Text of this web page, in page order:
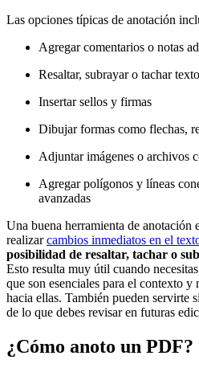
Las opciones típicas de anotación
Agregar comentarios o notas
Resaltar, subrayar o tachar texto
Insertar sellos y firmas
Dibujar formas como flechas,
Adjuntar imágenes o archivos
Agregar polígonos y líneas
avanzadas
Una buena herramienta de anotación
realizarcambios inmediatos en el
posibilidad de resaltar, tachar o
Esto resulta muy útil cuando
que son esenciales para el contexto y
hacia ellas. También pueden servirte
de lo que debes revisar en futuras
¿Cómo anoto un PDF?